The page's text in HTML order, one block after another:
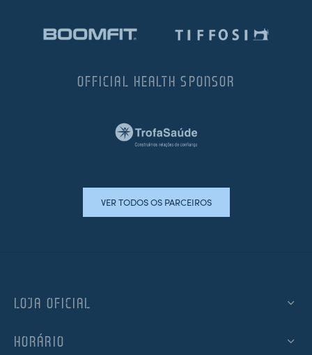
OFFICIAL HEALTH SPONSOR
VER TODOS OS PARCEIROS
LOJA OFICIAL
HORÁRIO